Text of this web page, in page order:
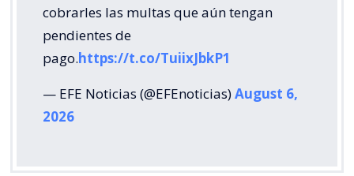
cobrarles las multas que aún tengan
pendientes de
pago.https://t.co/TuiixJbkP1
— EFE Noticias (@EFEnoticias)August 6,
2026